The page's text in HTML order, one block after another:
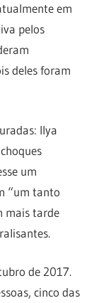
em
pelos
deles foram
Ilya
um
“um tanto
mais tarde
de 2017.
cinco das